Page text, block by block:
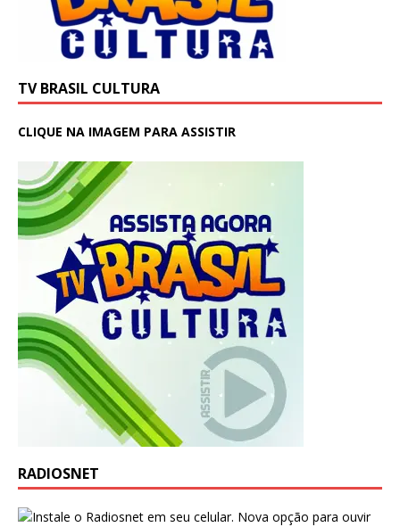
TV BRASIL CULTURA
CLIQUE NA IMAGEM PARA ASSISTIR
RADIOSNET